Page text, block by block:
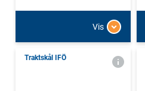
Vis
Traktskål IFÖ